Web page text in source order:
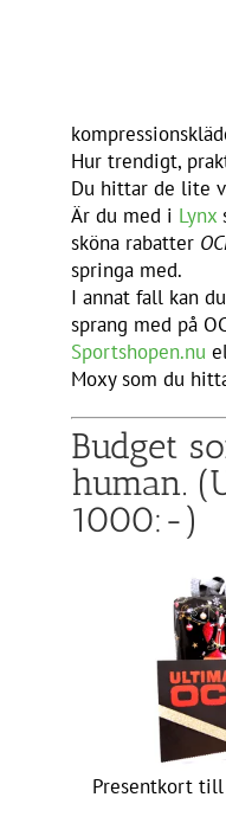
Hur trendigt,
Du hittar de lite
Är du med i Lynx
sköna rabatter
springa med.
I annat fall kan
sprang med på
Sportshopen.nu
Moxy som du
Budget
human.
1000:-)
Presentkort